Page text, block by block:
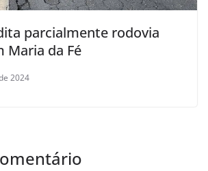
parcialmente rodovia
Maria da Fé
2024